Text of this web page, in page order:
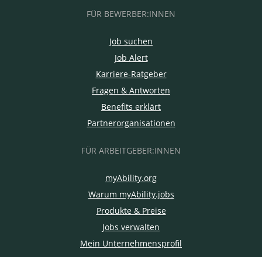
FÜR BEWERBER:INNEN
Job suchen
Job Alert
Karriere-Ratgeber
Fragen & Antworten
Benefits erklärt
Partnerorganisationen
FÜR ARBEITGEBER:INNEN
myAbility.org
Warum myAbility.jobs
Produkte & Preise
Jobs verwalten
Mein Unternehmensprofil